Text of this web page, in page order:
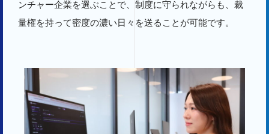
ンチャー企業を選ぶことで、制度に守られながらも、裁
量権を持って密度の濃い日々を送ることが可能です。